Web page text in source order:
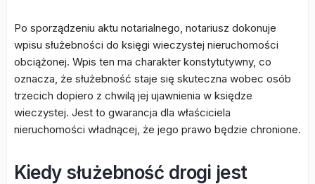
Po sporządzeniu aktu notarialnego, notariusz dokonuje
wpisu służebności do księgi wieczystej nieruchomości
obciążonej. Wpis ten ma charakter konstytutywny, co
oznacza, że służebność staje się skuteczna wobec osób
trzecich dopiero z chwilą jej ujawnienia w księdze
wieczystej. Jest to gwarancja dla właściciela
nieruchomości władnącej, że jego prawo będzie chronione.
Kiedy służebność drogi jest